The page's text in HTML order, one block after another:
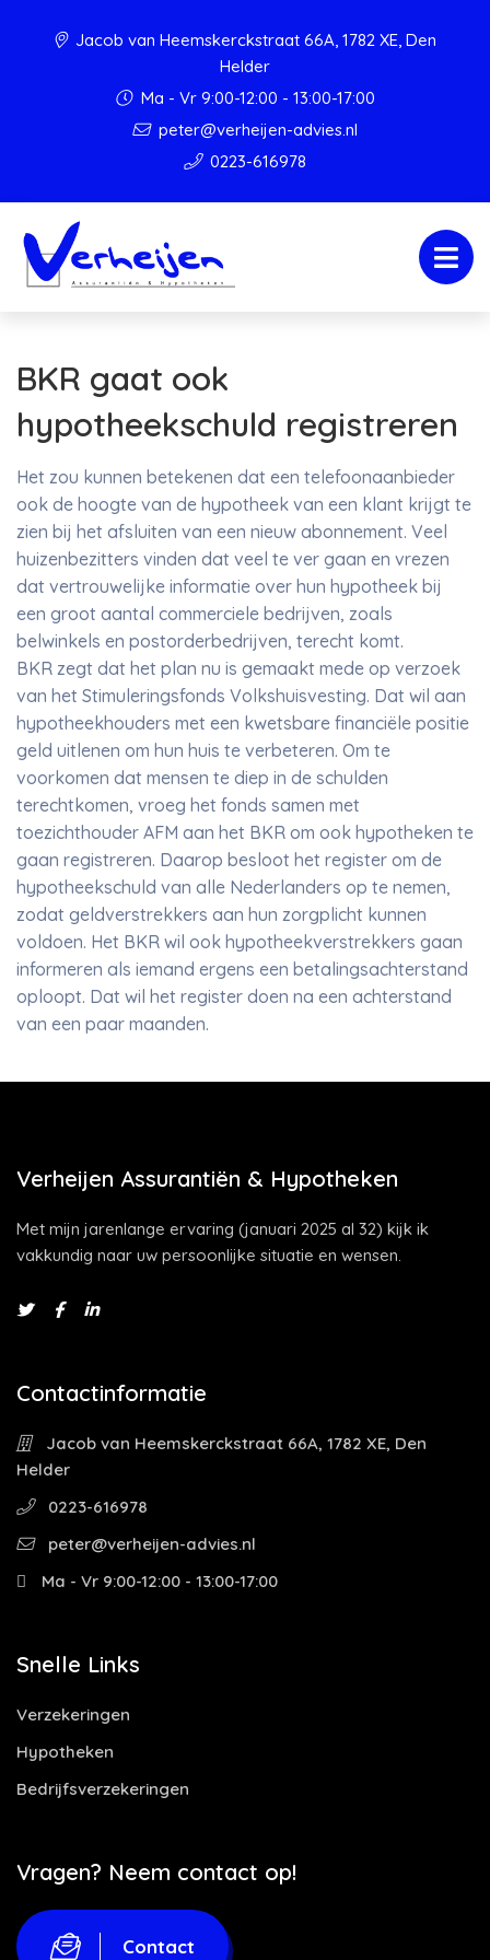
Jacob van Heemskerckstraat 66A, 1782 XE, Den
Helder
Ma - Vr 9:00-12:00 - 13:00-17:00
peter@verheijen-advies.nl
0223-616978
BKR gaat ook
hypotheekschuld registreren
Het zou kunnen betekenen dat een telefoonaanbieder
ook de hoogte van de hypotheek van een klant krijgt te
zien bij het afsluiten van een nieuw abonnement. Veel
huizenbezitters vinden dat veel te ver gaan en vrezen
dat vertrouwelijke informatie over hun hypotheek bij
een groot aantal commerciele bedrijven, zoals
belwinkels en postorderbedrijven, terecht komt.
BKR zegt dat het plan nu is gemaakt mede op verzoek
van het Stimuleringsfonds Volkshuisvesting. Dat wil aan
hypotheekhouders met een kwetsbare financiële positie
geld uitlenen om hun huis te verbeteren. Om te
voorkomen dat mensen te diep in de schulden
terechtkomen, vroeg het fonds samen met
toezichthouder AFM aan het BKR om ook hypotheken te
gaan registreren. Daarop besloot het register om de
hypotheekschuld van alle Nederlanders op te nemen,
zodat geldverstrekkers aan hun zorgplicht kunnen
voldoen. Het BKR wil ook hypotheekverstrekkers gaan
informeren als iemand ergens een betalingsachterstand
oploopt. Dat wil het register doen na een achterstand
van een paar maanden.
Verheijen Assurantiën & Hypotheken
Met mijn jarenlange ervaring (januari 2025 al 32) kijk ik
vakkundig naar uw persoonlijke situatie en wensen.
Contactinformatie
Jacob van Heemskerckstraat 66A, 1782 XE, Den
Helder
0223-616978
peter@verheijen-advies.nl
Ma - Vr 9:00-12:00 - 13:00-17:00
Snelle Links
Verzekeringen
Hypotheken
Bedrijfsverzekeringen
Vragen? Neem contact op!
Contact